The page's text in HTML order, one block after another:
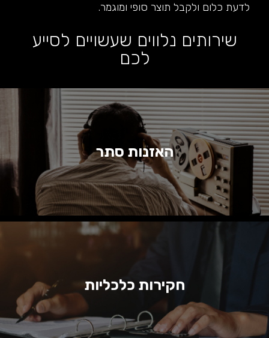
לדעת כלום ולקבל תוצר סופי ומוגמר.
שירותים נלווים שעשויים לסייע
לכם
האזנות סתר
חקירות כלכליות